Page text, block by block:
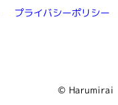
プライバシーポリシー
© Harumirai